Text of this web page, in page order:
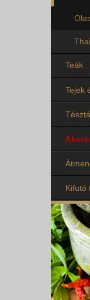
Teák
Tejek
Kifutó